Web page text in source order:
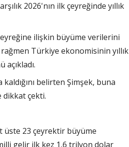
2026'nın ilk çeyreğinde yıllık
ilişkin büyüme verilerini
Türkiye ekonomisinin yıllık
belirten Şimşek, buna
dikkat çekti.
üste 23 çeyrektir büyüme
gelir ilk kez 1,6 trilyon dolar